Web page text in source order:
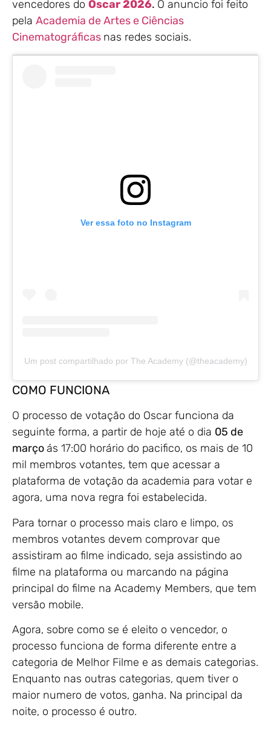
vencedores do Oscar 2026. O anuncio foi feito
pela Academia de Artes e Ciências
Cinematográficas nas redes sociais.
Ver essa foto no Instagram
Um post compartilhado por The Academy (@theacademy)
COMO FUNCIONA
O processo de votação do Oscar funciona da
seguinte forma, a partir de hoje até o dia 05 de
marçoás 17:00 horário do pacifico, os mais de 10
mil membros votantes, tem que acessar a
plataforma de votação da academia para votar e
agora, uma nova regra foi estabelecida.
Para tornar o processo mais claro e limpo, os
membros votantes devem comprovar que
assistiram ao filme indicado, seja assistindo ao
filme na plataforma ou marcando na página
principal do filme na Academy Members, que tem
versão mobile.
Agora, sobre como se é eleito o vencedor, o
processo funciona de forma diferente entre a
categoria de Melhor Filme e as demais categorias.
Enquanto nas outras categorias, quem tiver o
maior numero de votos, ganha. Na principal da
noite, o processo é outro.